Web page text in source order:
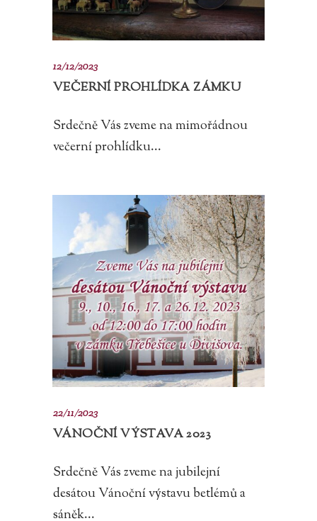
12/12/2023
VEČERNÍ PROHLÍDKA ZÁMKU
Srdečně Vás zveme na mimořádnou
večerní prohlídku...
22/11/2023
VÁNOČNÍ VÝSTAVA 2023
Srdečně Vás zveme na jubilejní
desátou Vánoční výstavu betlémů a
sáněk...